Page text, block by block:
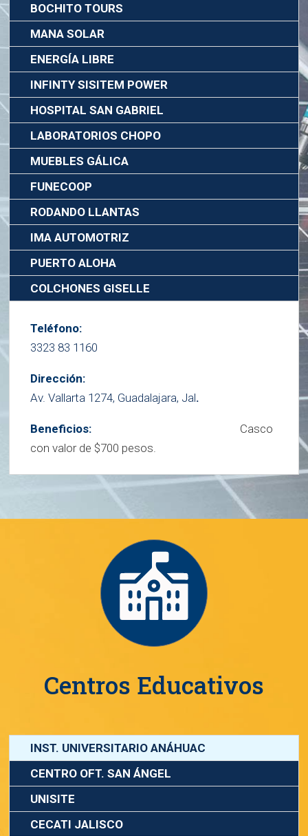
BOCHITO TOURS
MANA SOLAR
ENERGÍA LIBRE
INFINTY SISITEM POWER
HOSPITAL SAN GABRIEL
LABORATORIOS CHOPO
MUEBLES GÁLICA
FUNECOOP
RODANDO LLANTAS
IMA AUTOMOTRIZ
PUERTO ALOHA
COLCHONES GISELLE
Teléfono:
3323 83 1160
Dirección:
Av. Vallarta 1274, Guadalajara, Jal.
Beneficios: Casco
con valor de $700 pesos.
Centros Educativos
INST. UNIVERSITARIO ANÁHUAC
CENTRO OFT. SAN ÁNGEL
UNISITE
CECATI JALISCO